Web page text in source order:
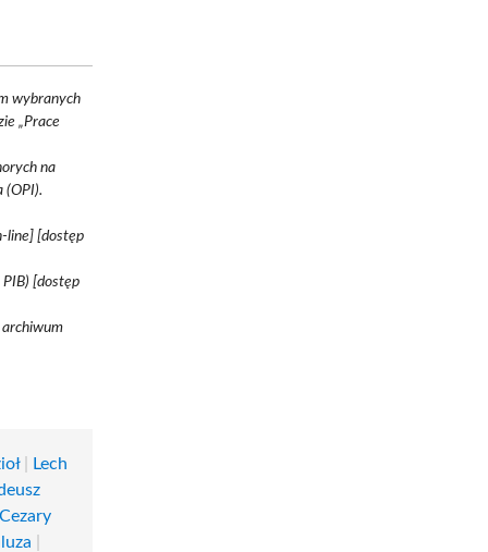
wybranych
„Prace
na
(OPI).
line] [dostęp
[dostęp
archiwum
| Lech
Cezary